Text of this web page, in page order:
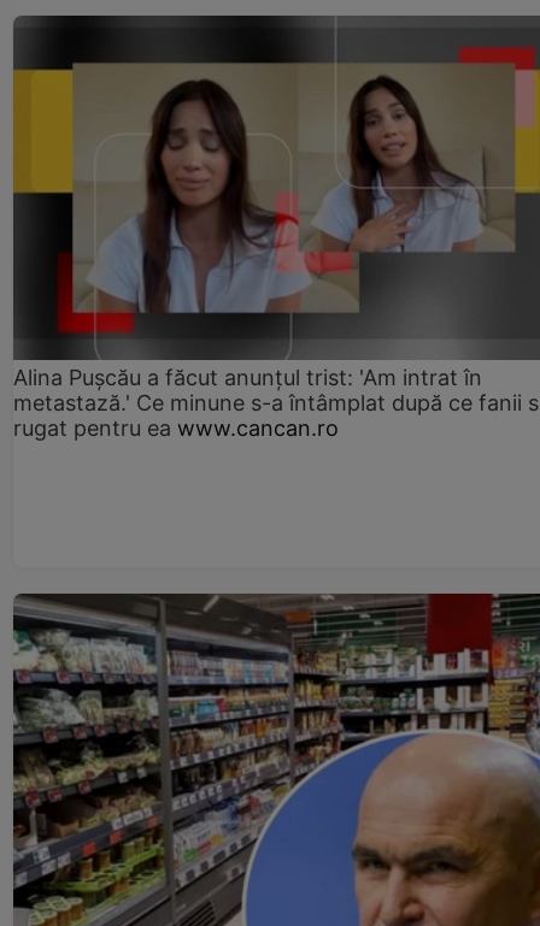
Alina Pușcău a făcut anunțul trist: 'Am intrat în
metastază.' Ce minune s-a întâmplat după ce fanii
rugat pentru ea www.cancan.ro